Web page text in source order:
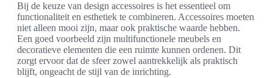
Bij de keuze van design accessoires is het essentieel om
functionaliteit en esthetiek te combineren. Accessoires moeten
niet alleen mooi zijn, maar ook praktische waarde hebben.
Een goed voorbeeld zijn multifunctionele meubels en
decoratieve elementen die een ruimte kunnen ordenen. Dit
zorgt ervoor dat de sfeer zowel aantrekkelijk als praktisch
blijft, ongeacht de stijl van de inrichting.